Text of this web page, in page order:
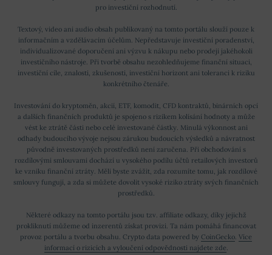
pro investiční rozhodnutí.
Textový, video ani audio obsah publikovaný na tomto portálu slouží pouze k
informačním a vzdělávacím účelům. Nepředstavuje investiční poradenství,
individualizované doporučení ani výzvu k nákupu nebo prodeji jakéhokoli
investičního nástroje. Při tvorbě obsahu nezohledňujeme finanční situaci,
investiční cíle, znalosti, zkušenosti, investiční horizont ani toleranci k riziku
konkrétního čtenáře.
Investování do kryptoměn, akcií, ETF, komodit, CFD kontraktů, binárních opcí
a dalších finančních produktů je spojeno s rizikem kolísání hodnoty a může
vést ke ztrátě části nebo celé investované částky. Minulá výkonnost ani
odhady budoucího vývoje nejsou zárukou budoucích výsledků a návratnost
původně investovaných prostředků není zaručena. Při obchodování s
rozdílovými smlouvami dochází u vysokého podílu účtů retailových investorů
ke vzniku finanční ztráty. Měli byste zvážit, zda rozumíte tomu, jak rozdílové
smlouvy fungují, a zda si můžete dovolit vysoké riziko ztráty svých finančních
prostředků.
Některé odkazy na tomto portálu jsou tzv. affiliate odkazy, díky jejichž
prokliknutí můžeme od inzerentů získat provizi. Ta nám pomáhá financovat
provoz portálu a tvorbu obsahu. Crypto data powered by CoinGecko. Více
informací o rizicích a vyloučení odpovědnosti najdete zde.